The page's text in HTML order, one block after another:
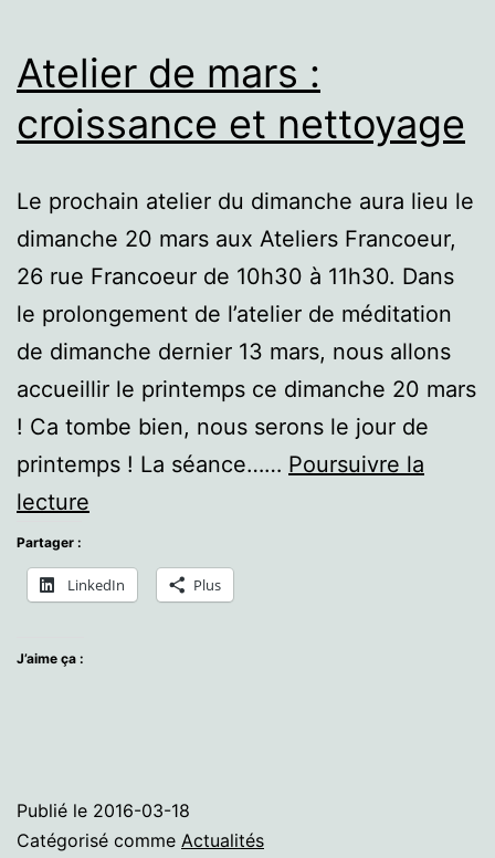
Atelier de mars :
croissance et nettoyage
Le prochain atelier du dimanche aura lieu le
dimanche 20 mars aux Ateliers Francoeur,
26 rue Francoeur de 10h30 à 11h30. Dans
le prolongement de l’atelier de méditation
de dimanche dernier 13 mars, nous allons
accueillir le printemps ce dimanche 20 mars
! Ca tombe bien, nous serons le jour de
printemps ! La séance…… Poursuivre la
lecture
mars
Partager :
LinkedIn Plus
J’aime ça :
Publié le 2016-03-18
Catégorisé comme Actualités